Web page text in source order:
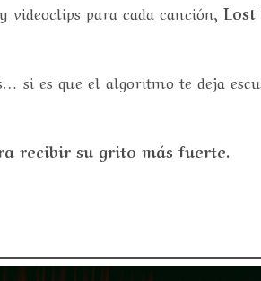
videoclips para cada canción,
si es que el algoritmo te deja
recibir su grito más fuerte.